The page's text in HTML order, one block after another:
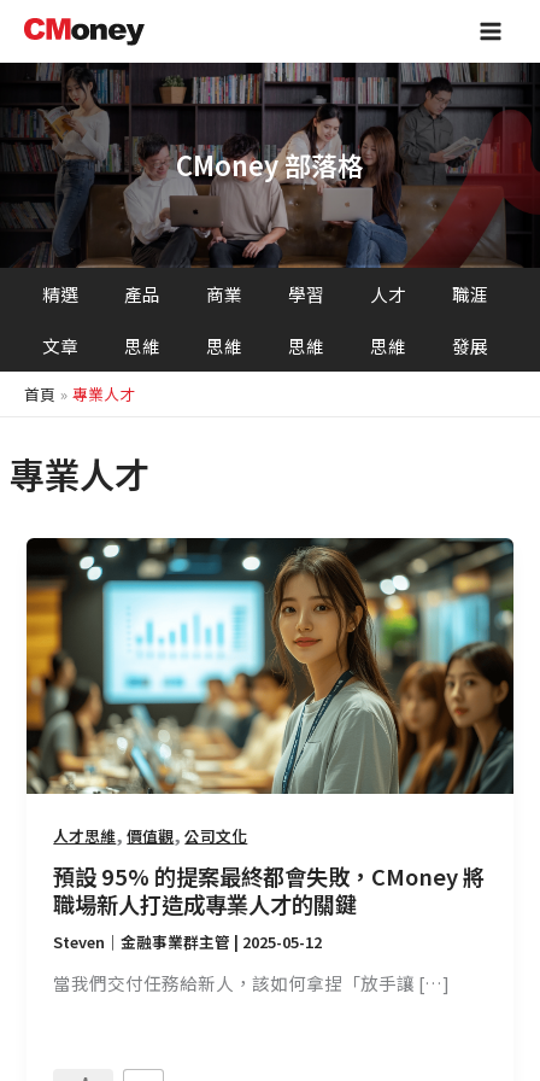
主
容
Main
CMoney 部落格
精選
文章
產品
思維
商業
思維
學習
思維
人才
思維
職涯
發展
首頁 專業人才
專業人才
人才思維,價值觀,公司文化
預設 95% 的提案最終都會失敗，CMoney 將
職場新人打造成專業人才的關鍵
Steven｜金融事業群主管 | 2025-05-12
當我們交付任務給新人，該如何拿捏「放手讓 […]
預
設
95%
的
提
案
最
終
都
失
敗，
CMoney
職
場